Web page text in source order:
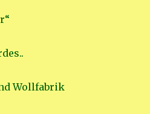
Wollfabrik